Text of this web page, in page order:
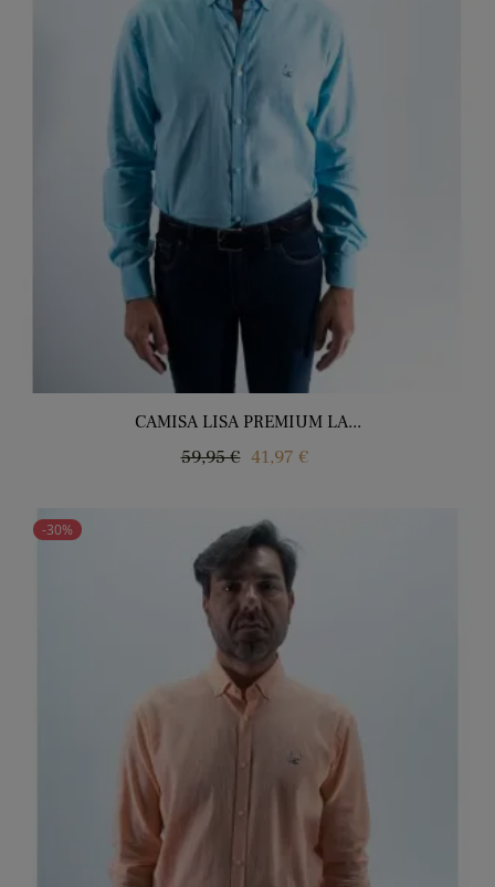
CAMISA LISA PREMIUM LA...
Precio
59,95 € Precio
41,97 €
-30%